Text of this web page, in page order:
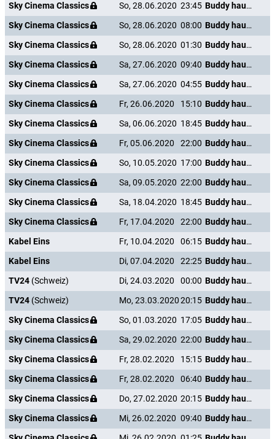
Sky Cinema Classics
So, 28.06.2020 23:45
Buddy haut den Lukas
Sky Cinema Classics
So, 28.06.2020 08:00
Buddy haut den Lukas
Sky Cinema Classics
So, 28.06.2020 01:30
Buddy haut den Lukas
Sky Cinema Classics
Sa, 27.06.2020 09:40
Buddy haut den Lukas
Sky Cinema Classics
Sa, 27.06.2020 04:55
Buddy haut den Lukas
Sky Cinema Classics
Fr, 26.06.2020 15:10
Buddy haut den Lukas
Sky Cinema Classics
Sa, 06.06.2020 18:45
Buddy haut den Lukas
Sky Cinema Classics
Fr, 05.06.2020 22:00
Buddy haut den Lukas
Sky Cinema Classics
So, 10.05.2020 17:00
Buddy haut den Lukas
Sky Cinema Classics
Sa, 09.05.2020 22:00
Buddy haut den Lukas
Sky Cinema Classics
Sa, 18.04.2020 18:45
Buddy haut den Lukas
Sky Cinema Classics
Fr, 17.04.2020 22:00
Buddy haut den Lukas
Kabel Eins
Fr, 10.04.2020 06:15
Buddy haut den Lukas
Kabel Eins
Di, 07.04.2020 22:25
Buddy haut den Lukas
TV24 (Schweiz) Di, 24.03.2020 00:00
Buddy haut den Lukas
TV24 (Schweiz) Mo, 23.03.202020:15
Buddy haut den Lukas
Sky Cinema Classics
So, 01.03.2020 17:05
Buddy haut den Lukas
Sky Cinema Classics
Sa, 29.02.2020 22:00
Buddy haut den Lukas
Sky Cinema Classics
Fr, 28.02.2020 15:15
Buddy haut den Lukas
Sky Cinema Classics
Fr, 28.02.2020 06:40
Buddy haut den Lukas
Sky Cinema Classics
Do, 27.02.2020 20:15
Buddy haut den Lukas
Sky Cinema Classics
Mi, 26.02.2020 09:40
Buddy haut den Lukas